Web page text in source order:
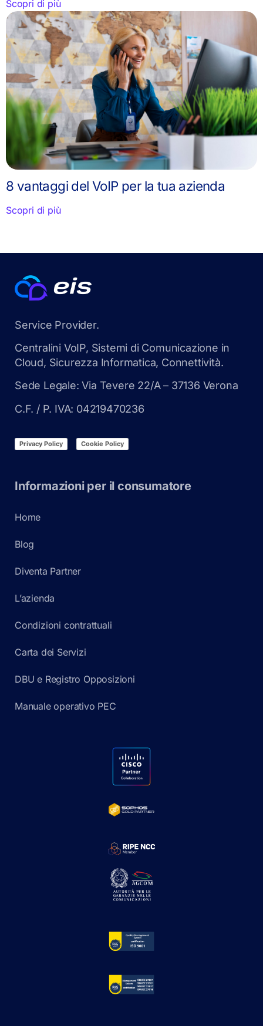
Scopri di più
8 vantaggi del VoIP per la tua azienda
Scopri di più
Service Provider.
Centralini VoIP, Sistemi di Comunicazione in
Cloud, Sicurezza Informatica, Connettività.
Sede Legale: Via Tevere 22/A – 37136 Verona
C.F. / P. IVA: 04219470236
Privacy Policy Cookie Policy
Informazioni per il consumatore
Home
Blog
Diventa Partner
L’azienda
Condizioni contrattuali
Carta dei Servizi
DBU e Registro Opposizioni
Manuale operativo PEC